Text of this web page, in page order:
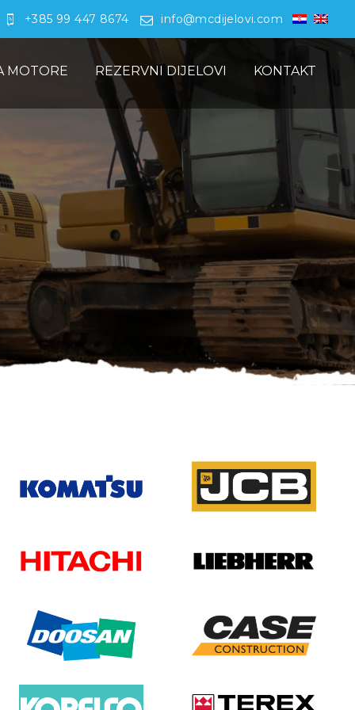
info@mcdijelovi.com
+385 99 447 8674
MOTORE REZERVNI DIJELOVI KONTAKT